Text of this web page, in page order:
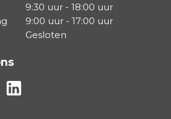
9:30 uur - 18:00 uur
9:00 uur - 17:00 uur
Gesloten
via Facebook
ons via Instagram
Volg ons via Linkedin